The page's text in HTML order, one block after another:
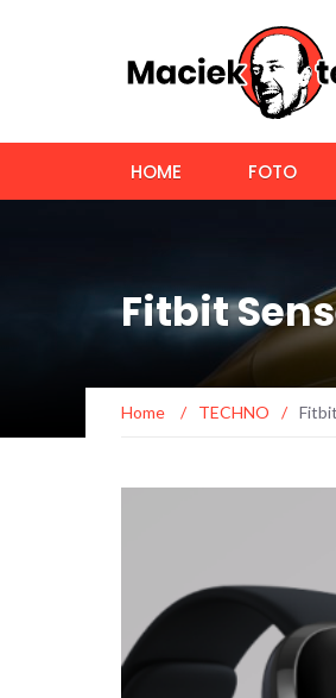
HOME FOTO
Fitbit
Home / TECHNO /